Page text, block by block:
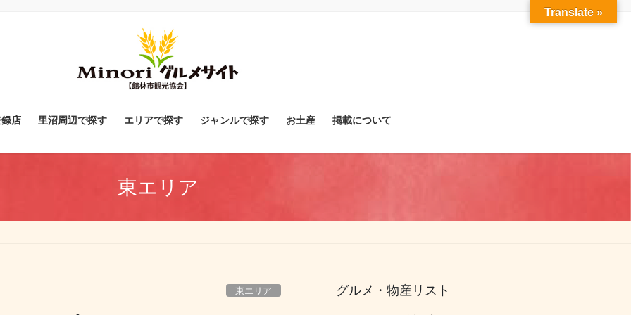
店 里沼周辺で探す エリアで探す ジャンルで探す お土産 掲載について
東エリア
東エリア グルメ・物産リスト
Translate »